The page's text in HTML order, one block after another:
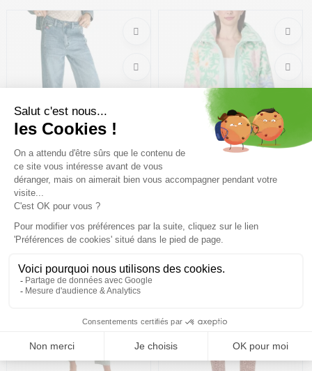
26 | 27 | 28
M
Taille en stock
FREEMAN T.PORTER Rosalia
Denim /wonder med
Taille en stock
RAGWEAR Nordicka Print